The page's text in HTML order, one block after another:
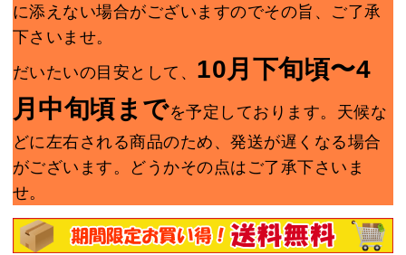
に添えない場合がございますのでその旨、ご了承
下さいませ。
だいたいの目安として、 10月下旬頃〜4
月中旬頃までを予定しております。天候な
どに左右される商品のため、発送が遅くなる場合
がございます。どうかその点はご了承下さいま
せ。